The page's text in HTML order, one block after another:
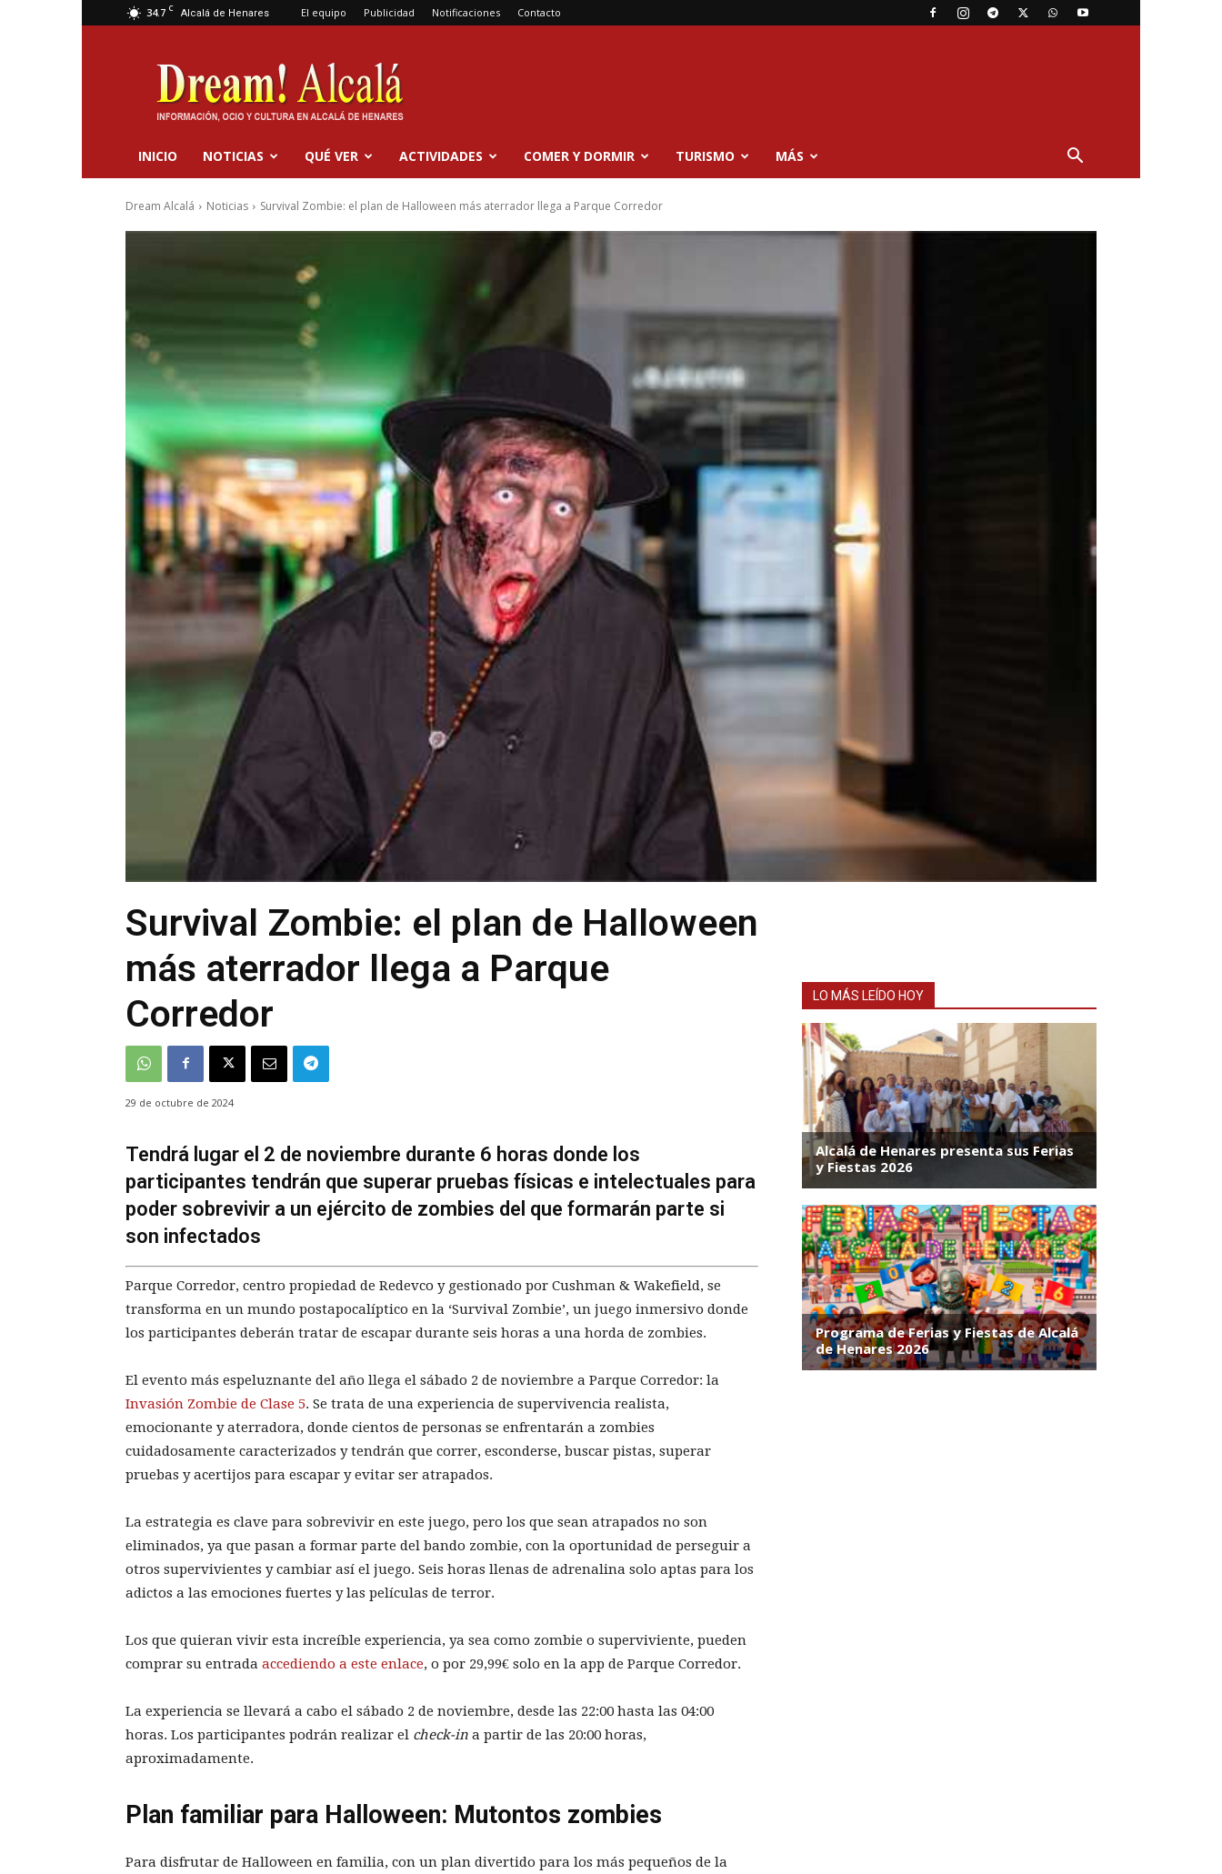
34.7 C Alcalá de Henares El equipo Publicidad Notificaciones Contacto
Dream
Alcalá
INICIO NOTICIAS QUÉ VER ACTIVIDADES COMER Y DORMIR TURISMO MÁS
Dream Alcalá Noticias Survival Zombie: el plan de Halloween más aterrador llega a Parque Corredor
Survival Zombie: el plan de Halloween
más aterrador llega a Parque
Corredor
29 de octubre de 2024
Tendrá lugar el 2 de noviembre durante 6 horas donde los
participantes tendrán que superar pruebas físicas e intelectuales para
poder sobrevivir a un ejército de zombies del que formarán parte si
son infectados
Parque Corredor, centro propiedad de Redevco y gestionado por Cushman & Wakefield, se
transforma en un mundo postapocalíptico en la ‘Survival Zombie’, un juego inmersivo donde
los participantes deberán tratar de escapar durante seis horas a una horda de zombies.
El evento más espeluznante del año llega el sábado 2 de noviembre a Parque Corredor: la
Invasión Zombie de Clase 5. Se trata de una experiencia de supervivencia realista,
emocionante y aterradora, donde cientos de personas se enfrentarán a zombies
cuidadosamente caracterizados y tendrán que correr, esconderse, buscar pistas, superar
pruebas y acertijos para escapar y evitar ser atrapados.
La estrategia es clave para sobrevivir en este juego, pero los que sean atrapados no son
eliminados, ya que pasan a formar parte del bando zombie, con la oportunidad de perseguir a
otros supervivientes y cambiar así el juego. Seis horas llenas de adrenalina solo aptas para los
adictos a las emociones fuertes y las películas de terror.
Los que quieran vivir esta increíble experiencia, ya sea como zombie o superviviente, pueden
comprar su entrada accediendo a este enlace, o por 29,99€ solo en la app de Parque Corredor.
La experiencia se llevará a cabo el sábado 2 de noviembre, desde las 22:00 hasta las 04:00
horas. Los participantes podrán realizar el check-in a partir de las 20:00 horas,
aproximadamente.
Plan familiar para Halloween: Mutontos zombies
Para disfrutar de Halloween en familia, con un plan divertido para los más pequeños de la
LO MÁS LEÍDO HOY